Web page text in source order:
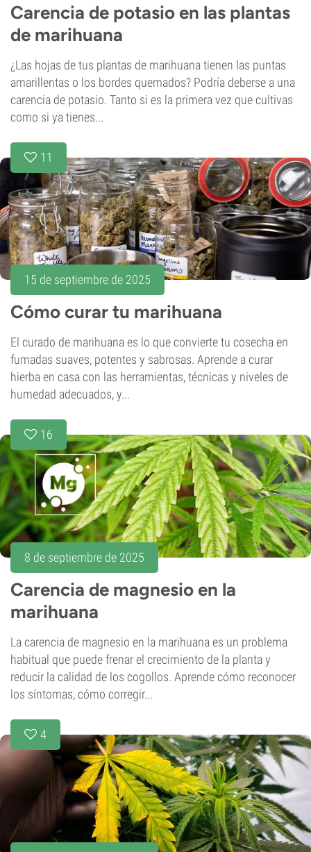
Carencia de potasio en las plantas
de marihuana
¿Las hojas de tus plantas de marihuana tienen las puntas
amarillentas o los bordes quemados? Podría deberse a una
carencia de potasio. Tanto si es la primera vez que cultivas
como si ya tienes...
11
15 de septiembre de 2025
Cómo curar tu marihuana
El curado de marihuana es lo que convierte tu cosecha en
fumadas suaves, potentes y sabrosas. Aprende a curar
hierba en casa con las herramientas, técnicas y niveles de
humedad adecuados, y...
16
8 de septiembre de 2025
Carencia de magnesio en la
marihuana
La carencia de magnesio en la marihuana es un problema
habitual que puede frenar el crecimiento de la planta y
reducir la calidad de los cogollos. Aprende cómo reconocer
los síntomas, cómo corregir...
4